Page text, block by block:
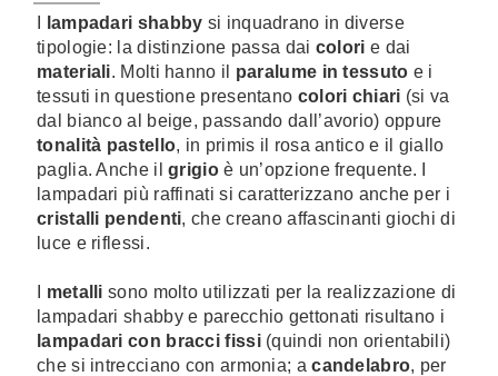
lampadari shabby si inquadrano in diverse
tipologie: la distinzione passa dai colori e dai
materiali. Molti hanno il paralume in tessuto e i
tessuti in questione presentano colori chiari (si va
dal bianco al beige, passando dall’avorio) oppure
tonalità pastello, in primis il rosa antico e il giallo
paglia. Anche ilgrigioè un’opzione frequente. I
lampadari più raffinati si caratterizzano anche per i
cristalli pendenti, che creano affascinanti giochi di
luce e riflessi.
metalli sono molto utilizzati per la realizzazione di
lampadari shabby e parecchio gettonati risultano i
lampadari con bracci fissi(quindi non orientabili)
che si intrecciano con armonia; acandelabro, per